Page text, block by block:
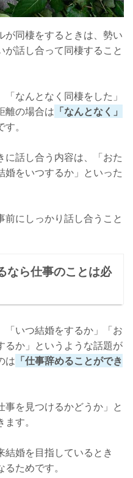
が同棲をするときは、勢い
話し合って同棲すること
なんとなく同棲をした」
離の場合は 「なんとなく」
。
話し合う内容は、「おた
婚をいつするか」といった
にしっかり話し合うこと
なら仕事のことは必
「いつ結婚をするか」「お
るか」というような話題が
は 「仕事辞めることができ
を見つけるかどうか」と
す。
結婚を目指しているとき
ためです。